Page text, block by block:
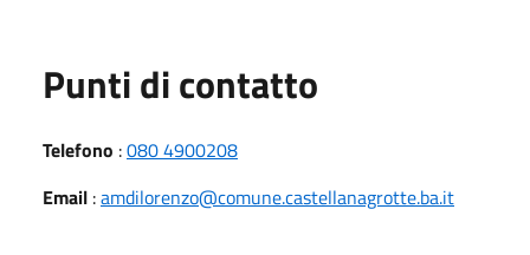
Punti di contatto
Telefono :080 4900208
Email :amdilorenzo@comune.castellanagrotte.ba.it